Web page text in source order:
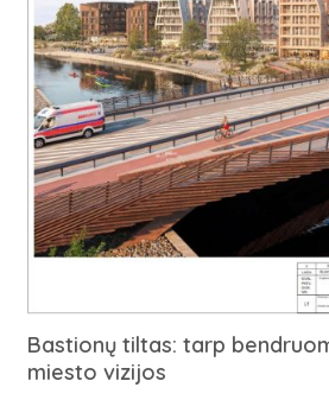
Bastionų tiltas: tarp
miesto vizijos